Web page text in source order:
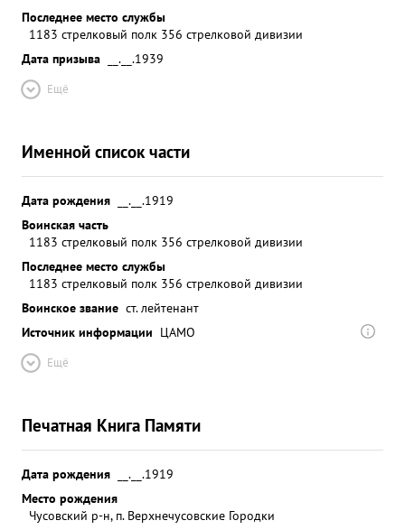
Последнее место службы
1183 стрелковый полк 356 стрелковой дивизии
Дата призыва
__.__.1939
Ещё
Именной список части
Дата рождения
__.__.1919
Воинская часть
1183 стрелковый полк 356 стрелковой дивизии
Последнее место службы
1183 стрелковый полк 356 стрелковой дивизии
Воинское звание ст. лейтенант
Источник информации ЦАМО
Ещё
Печатная Книга Памяти
Дата рождения
__.__.1919
Место рождения
Чусовский р-н, п. Верхнечусовские Городки